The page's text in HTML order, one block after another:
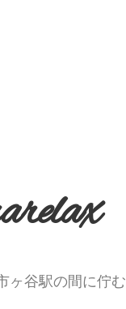
ヶ谷駅の間に佇む